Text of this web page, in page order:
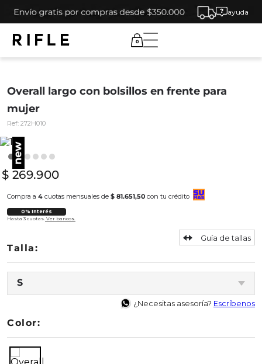
ayuda
0
Overall largo con bolsillos en frente para
mujer
Ref: 272H010
$ 269.900
Compra a 4 cuotas mensuales de $ 81.651,50 con tu crédito
0% Interés
Hasta 3 cuotas. Ver bancos.
S
Guía de tallas
¿Necesitas asesoría? Escríbenos
Color: